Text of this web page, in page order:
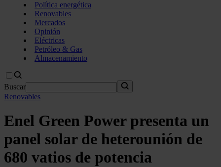
Política energética
Renovables
Mercados
Opinión
Eléctricas
Petróleo & Gas
Almacenamiento
Buscar
Renovables
Enel Green Power presenta un
panel solar de heterounión de
680 vatios de potencia